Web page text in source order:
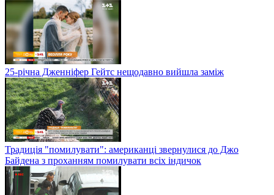
25-річна Дженніфер Гейтс нещодавно вийшла заміж
Традиція "помилувати": американці звернулися до Джо
Байдена з проханням помилувати всіх індичок